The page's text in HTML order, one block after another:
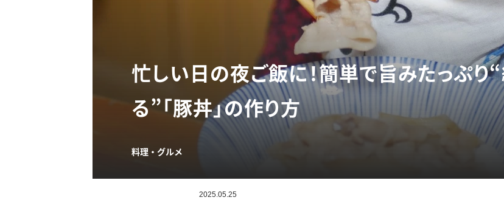
忙しい日の夜ご飯に！簡単で旨みたっぷり
る”「豚丼」の作り方
料理・グルメ
2025.05.25